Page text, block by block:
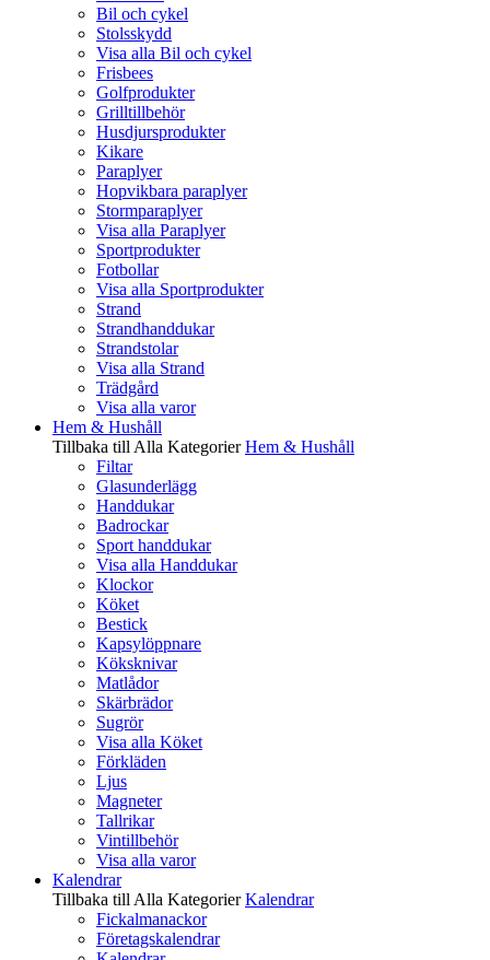
Bil och cykel
Stolsskydd
Visa alla Bil och cykel
Frisbees
Golfprodukter
Grilltillbehör
Husdjursprodukter
Kikare
Paraplyer
Hopvikbara paraplyer
Stormparaplyer
Visa alla Paraplyer
Sportprodukter
Fotbollar
Visa alla Sportprodukter
Strand
Strandhanddukar
Strandstolar
Visa alla Strand
Trädgård
Visa alla varor
Hem & Hushåll
Tillbaka till Alla Kategorier Hem & Hushåll
Filtar
Glasunderlägg
Handdukar
Badrockar
Sport handdukar
Visa alla Handdukar
Klockor
Köket
Bestick
Kapsylöppnare
Köksknivar
Matlådor
Skärbrädor
Sugrör
Visa alla Köket
Förkläden
Ljus
Magneter
Tallrikar
Vintillbehör
Visa alla varor
Kalendrar
Tillbaka till Alla Kategorier Kalendrar
Fickalmanackor
Företagskalendrar